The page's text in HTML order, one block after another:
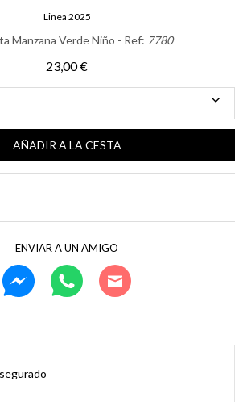
Linea 2025
Manzana Verde Niño - Ref: 7780
23,00 €
AÑADIR A LA CESTA
ENVIAR A UN AMIGO